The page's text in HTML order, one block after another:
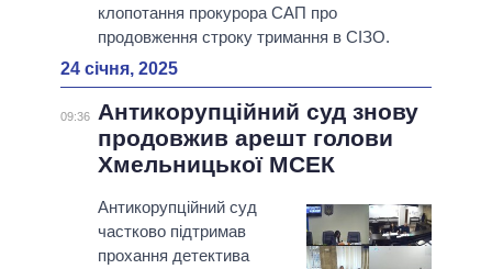
клопотання прокурора САП про
продовження строку тримання в СІЗО.
24 січня, 2025
09:36
Антикорупційний суд знову
продовжив арешт голови
Хмельницької МСЕК
Антикорупційний суд
частково підтримав
прохання детектива